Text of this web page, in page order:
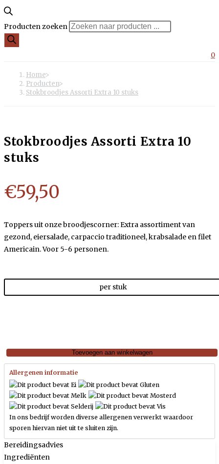
Producten zoeken
0
Home>
Producten>
Stokbroodjes Assorti Extra 10 stuks
Stokbroodjes Assorti Extra 10
stuks
€59,50
Toppers uit onze broodjescorner: Extra assortiment van
gezond, eiersalade, carpaccio traditioneel, krabsalade en filet
Americain. Voor 5-6 personen.
per stuk
Toevoegen aan winkelwagen
Allergenen informatie
In ons bedrijf worden diverse allergenen verwerkt waardoor
sporen hiervan niet uit te sluiten zijn.
Bereidingsadvies
Ingrediënten